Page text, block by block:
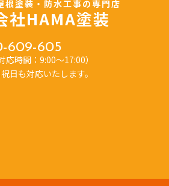
根塗装・防水工事の専門店
社HAMA塗装
609-605
応時間：9:00～17:00）
日も対応いたします。